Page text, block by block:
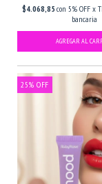
$4.068,85 con 5% OFF x
bancaria
25% OFF